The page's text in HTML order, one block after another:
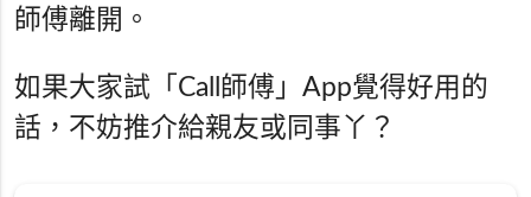
師傅離開。
如果大家試「Call師傅」App覺得好用的
話，不妨推介給親友或同事丫？